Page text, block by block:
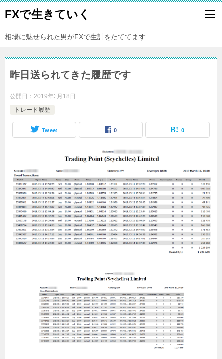
FXで生きていく
相場に魅せられた男がFXで生計をたててます
昨日送られてきた履歴です
公開日： 2019年3月18日
トレード履歴
Tweet 0 0